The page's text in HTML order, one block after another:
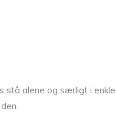
stå alene og særligt i enkle